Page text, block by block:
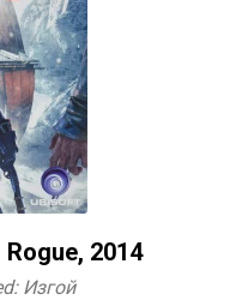
2014
Изгой